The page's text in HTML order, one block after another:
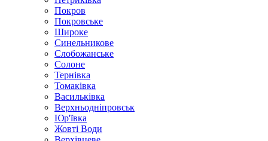
Покров
Покровське
Широке
Синельникове
Слобожанське
Солоне
Тернівка
Томаківка
Васильківка
Верхньодніпровськ
Юр'ївка
Жовті Води